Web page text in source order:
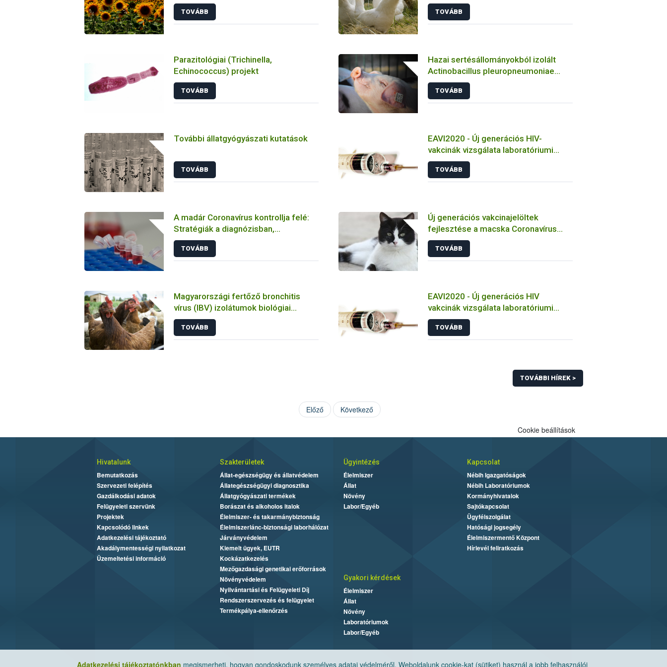
TOVÁBB
játszó bakteriális kórokozók
tanulmányozása
TOVÁBB
Parazitológiai (Trichinella,
Echinococcus) projekt
TOVÁBB
Hazai sertésállományokból izolált
Actinobacillus pleuropneumoniae
törzsek jellemzése
TOVÁBB
További állatgyógyászati kutatások
TOVÁBB
EAVI2020 - Új generációs HIV-
vakcinák vizsgálata laboratóriumi
állatokon
TOVÁBB
A madár Coronavírus kontrollja felé:
Stratégiák a diagnózisban,
megelőzésben és vakcinálásban
TOVÁBB
Új generációs vakcinajelöltek
fejlesztése a macska Coronavírus
fertőzése ellen
TOVÁBB
Magyarországi fertőző bronchitis
vírus (IBV) izolátumok biológiai
tulajdonságainak jellemzése
állatkísérletes és molekuláris
biológiai eszközökkel
TOVÁBB
EAVI2020 - Új generációs HIV
vakcinák vizsgálata laboratóriumi
állatokon
TOVÁBB
TOVÁBBI HÍREK >
Előző Következő
Adatkezelési tájékoztatónkban megismerheti, hogyan gondoskodunk személyes adatai védelméről. Weboldalunk cookie-kat (sütiket) használ a jobb felhasználói
Cookie beállítások
Hivatalunk
Bemutatkozás
Szervezeti felépítés
Gazdálkodási adatok
Felügyeleti szervünk
Projektek
Kapcsolódó linkek
Adatkezelési tájékoztató
Akadálymentességi nyilatkozat
Üzemeltetési információ
Szakterületek
Állat-egészségügy és állatvédelem
Állategészségügyi diagnosztika
Állatgyógyászati termékek
Borászat és alkoholos italok
Élelmiszer- és takarmánybiztonság
Élelmiszerlánc-biztonsági laborhálózat
Járványvédelem
Kiemelt ügyek, EUTR
Kockázatkezelés
Mezőgazdasági genetikai erőforrások
Növényvédelem
Nyilvántartási és Felügyeleti Díj
Rendszerszervezés és felügyelet
Termékpálya-ellenőrzés
Ügyintézés
Élelmiszer
Állat
Növény
Labor/Egyéb
Kapcsolat
Nébih Igazgatóságok
Nébih Laboratóriumok
Kormányhivatalok
Sajtókapcsolat
Ügyfélszolgálat
Hatósági jogsegély
Élelmiszermentő Központ
Hírlevél feliratkozás
Gyakori kérdések
Élelmiszer
Állat
Növény
Laboratóriumok
Labor/Egyéb